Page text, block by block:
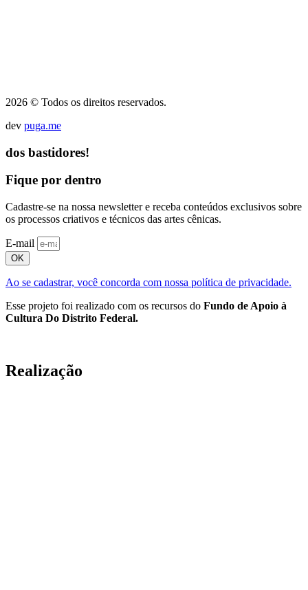
2026 © Todos os direitos reservados.
dev puga.me
dos bastidores!
Fique por dentro
Cadastre-se na nossa newsletter e receba conteúdos exclusivos sobre
os processos criativos e técnicos das artes cênicas.
E-mail
OK
Ao se cadastrar, você concorda com nossa política de privacidade.
Esse projeto foi realizado com os recursos do Fundo de Apoio à
Cultura Do Distrito Federal.
Realização